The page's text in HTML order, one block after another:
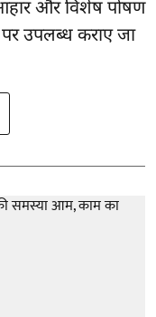
और विशेष पोषण
उपलब्ध कराए जा